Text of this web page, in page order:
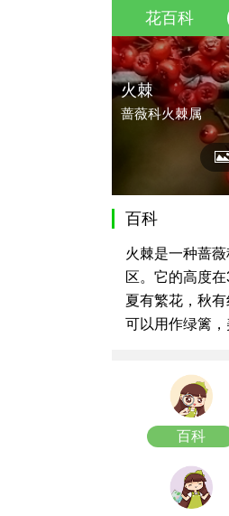
花百科
火棘
蔷薇科火棘属
百科
火棘是一种蔷
区。它的高度
夏有繁花，秋
可以用作绿篱，
百科